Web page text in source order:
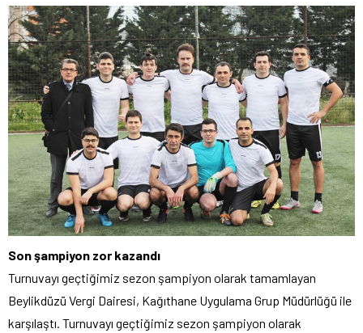
Son şampiyon zor kazandı
Turnuvayı geçtiğimiz sezon şampiyon olarak tamamlayan
Beylikdüzü Vergi Dairesi, Kağıthane Uygulama Grup Müdürlüğü ile
karşılaştı. Turnuvayı geçtiğimiz sezon şampiyon olarak